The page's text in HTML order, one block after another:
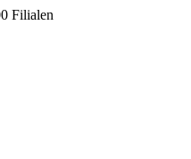
Filialen